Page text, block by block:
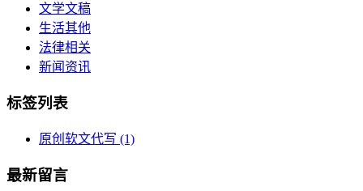
文学文稿
生活其他
法律相关
新闻资讯
标签列表
原创软文代写 (1)
最新留言